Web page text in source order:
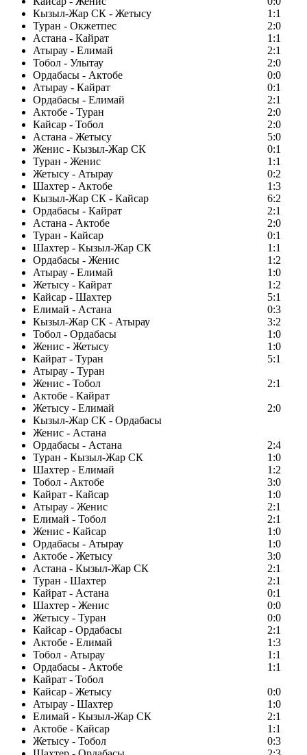
Кызыл-Жар СК - Жетысу
1:1
Туран - Окжетпес
2:0
Астана - Кайрат
1:1
Атырау - Елимай
2:1
Тобол - Улытау
2:0
Ордабасы - Актобе
0:0
Атырау - Кайрат
0:1
Ордабасы - Елимай
2:1
Актобе - Туран
2:0
Кайсар - Тобол
2:0
Астана - Жетысу
5:0
Женис - Кызыл-Жар СК
0:1
Туран - Женис
1:1
Жетысу - Атырау
0:2
Шахтер - Актобе
1:3
Кызыл-Жар СК - Кайсар
6:2
Ордабасы - Кайрат
2:1
Астана - Актобе
2:0
Туран - Кайсар
0:1
Шахтер - Кызыл-Жар СК
1:1
Ордабасы - Женис
1:2
Атырау - Елимай
1:0
Жетысу - Кайрат
1:2
Кайсар - Шахтер
5:1
Елимай - Астана
0:3
Кызыл-Жар СК - Атырау
3:2
Тобол - Ордабасы
1:0
Женис - Жетысу
1:0
Кайрат - Туран
5:1
Атырау - Туран
Женис - Тобол
2:1
Актобе - Кайрат
Жетысу - Елимай
2:0
Кызыл-Жар СК - Ордабасы
Женис - Астана
Ордабасы - Астана
2:4
Туран - Кызыл-Жар СК
1:0
Шахтер - Елимай
1:2
Тобол - Актобе
3:0
Кайрат - Кайсар
1:0
Атырау - Женис
2:1
Елимай - Тобол
2:1
Женис - Кайсар
1:0
Ордабасы - Атырау
1:0
Актобе - Жетысу
3:0
Астана - Кызыл-Жар СК
2:1
Туран - Шахтер
2:1
Кайрат - Астана
0:1
Шахтер - Женис
0:0
Жетысу - Туран
0:0
Кайсар - Ордабасы
2:1
Актобе - Елимай
1:3
Тобол - Атырау
1:1
Ордабасы - Актобе
1:1
Кайрат - Тобол
Кайсар - Жетысу
0:0
Атырау - Шахтер
1:0
Елимай - Кызыл-Жар СК
2:1
Актобе - Кайсар
1:1
Жетысу - Тобол
0:3